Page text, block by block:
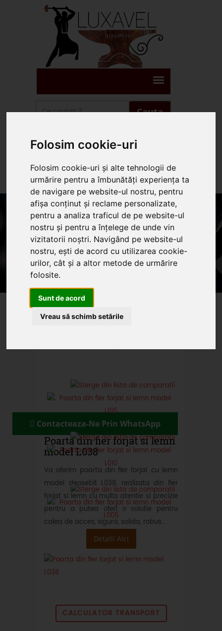
Folosim cookie-uri
Folosim cookie-uri și alte tehnologii de
urmărire pentru a îmbunătăți experiența ta
de navigare pe website-ul nostru, pentru
afișa conținut și reclame personalizate,
pentru a analiza traficul de pe website-ul
nostru și pentru a înțelege de unde vin
vizitatorii noștri. Navigând pe website-ul
nostru, ești de acord cu utilizarea cookie-
urilor, cât și a altor metode de urmărire
folosite.
Sunt de acord
Vreau să schimb setările
Cauta
Suna Prin WhatsApp
Suna 0745.578.165
Home Produse Reduceri
Servicii
Articole
Oferte promotionale si
produse din fier forjat
Contacteaza-Ne Prin WhatsApp
Poarta din fier forjat si lemn
model L038
Va oferim poarta din fier forjat cu lemn
model deosebit L038, realizata din fier
forjat si lemn cu multa atentie si precizie
pentru a putea oferi o solutie pentru
calea de acces, sigura, solida, robus...
Detalii Aici
CALCULATOR TRANSPORT